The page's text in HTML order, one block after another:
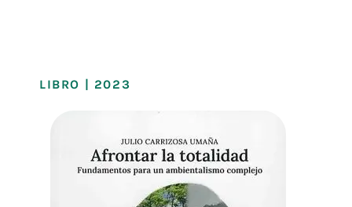
LIBRO | 2023